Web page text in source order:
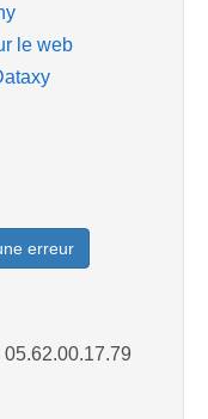
le web
erreur
05.62.00.17.79